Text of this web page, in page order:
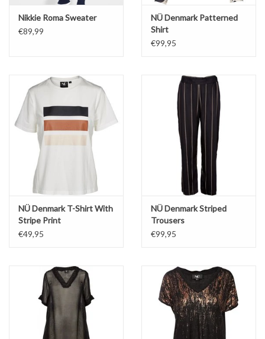
Nikkie Roma Sweater
€89,99
NÜ Denmark Patterned
Shirt
€99,95
NÜ Denmark T-Shirt With
Stripe Print
€49,95
NÜ Denmark Striped
Trousers
€99,95